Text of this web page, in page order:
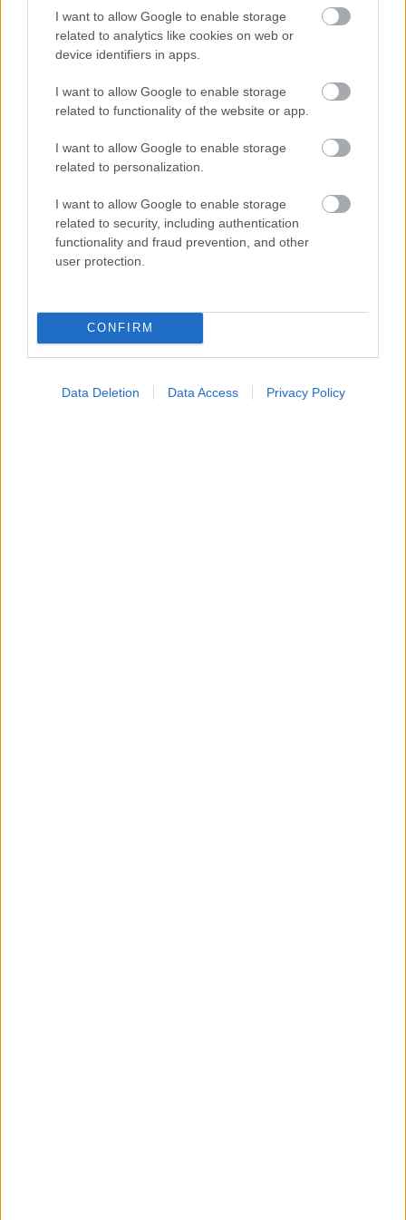
I want to allow Google to enable storage
related to analytics like cookies on web or
device identifiers in apps.
I want to allow Google to enable storage
related to functionality of the website or app.
I want to allow Google to enable storage
related to personalization.
I want to allow Google to enable storage
related to security, including authentication
functionality and fraud prevention, and other
user protection.
CONFIRM
Data Deletion Data Access Privacy Policy
ΣΗΜΕΡΑ ΣΤΟ IATRONET.GR